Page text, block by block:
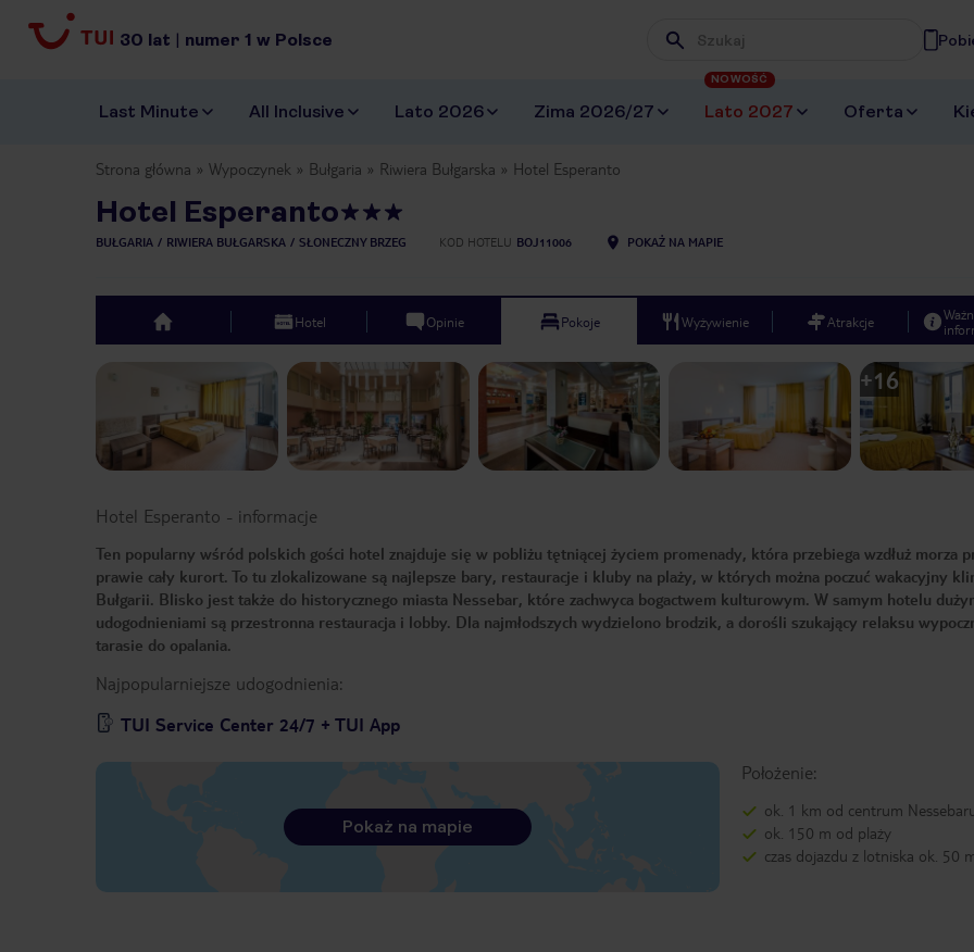
30 lat | numer 1 w Polsce Wpisz frazę, której szukasz
Last Minute All Inclusive Lato 2026 Zima 2026/27 Lato 2027
NOWOŚĆ
Oferta
Strona główna Wypoczynek Bułgaria Riwiera Bułgarska Hotel Esperanto
Hotel Esperanto
BUŁGARIA RIWIERA BUŁGARSKA SŁONECZNY BRZEG KOD HOTELU BOJ11006 POKAŻ NA MAPIE
top Hotel Opinie Pokoje Wyżywienie Atrakcje
+16
Hotel Esperanto - informacje
Ten popularny wśród polskich gości hotel znajduje się w pobliżu tętniącej życiem promenady, która przebiega wzdłuż morza
prawie cały kurort. To tu zlokalizowane są najlepsze bary, restauracje i kluby na plaży, w których można poczuć wakacyjny
Bułgarii. Blisko jest także do historycznego miasta Nessebar, które zachwyca bogactwem kulturowym. W samym hotelu
udogodnieniami są przestronna restauracja i lobby. Dla najmłodszych wydzielono brodzik, a dorośli szukający relaksu
tarasie do opalania.
Najpopularniejsze udogodnienia:
TUI Service Center 24/7 + TUI App
Położenie:
ok. 1 km od centrum
ok. 150 m od plaży
czas dojazdu z lotniska ok. 50
Pokaż na mapie